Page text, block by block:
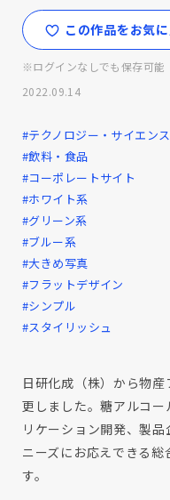
この作品をお気
※ログインなしでも保存可能
2022.09.14
#テクノロジー・サイエンス
#飲料・食品
#コーポレートサイト
#ホワイト系
#グリーン系
#ブルー系
#大きめ写真
#フラットデザイン
#シンプル
#スタイリッシュ
日研化成（株）から物
更しました。糖アルコ
リケーション開発、製
ニーズにお応えできる
す。